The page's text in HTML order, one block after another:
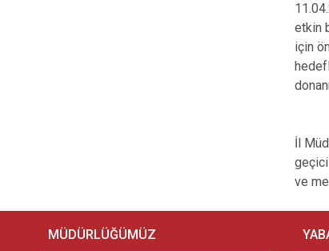
etkin
için
İl
ve
MÜDÜRLÜĞÜMÜZ